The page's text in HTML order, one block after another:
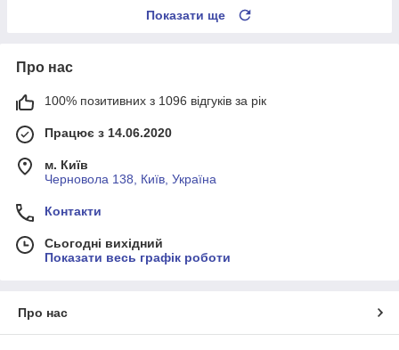
Показати ще
Про нас
100% позитивних з 1096 відгуків за рік
Працює з 14.06.2020
м. Київ
Черновола 138, Київ, Україна
Контакти
Сьогодні вихідний
Показати весь графік роботи
Про нас